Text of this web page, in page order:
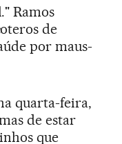
Ramos
de
por maus-
quarta-feira,
de estar
que